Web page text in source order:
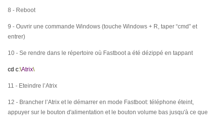
8 - Reboot
9 - Ouvrir une commande Windows (touche Windows + R, taper “cmd” et
entrer)
10 - Se rendre dans le répertoire où Fastboot a été dézippé en tappant
cd c:\Atrix\
11 - Eteindre l’Atrix
12 - Brancher l’Atrix et le démarrer en mode Fastboot: téléphone éteint,
appuyer sur le bouton d'alimentation et le bouton volume bas jusqu'à ce que